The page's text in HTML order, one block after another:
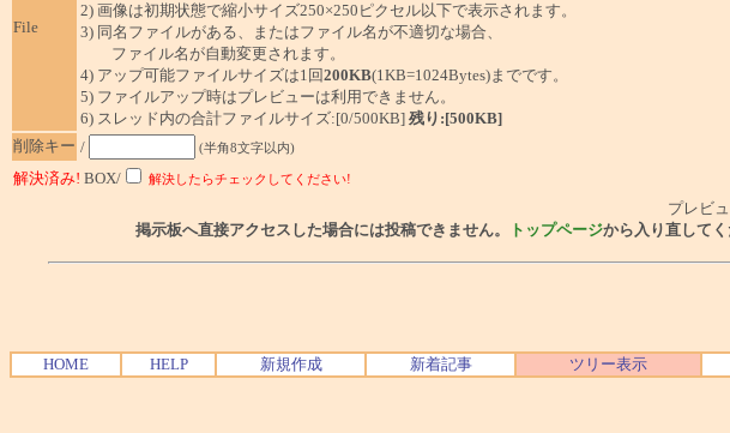
File
2) 画像は初期状態で縮小サイズ250×250ピクセル以下で表示されます。
3) 同名ファイルがある、またはファイル名が不適切な場合、
ファイル名が自動変更されます。
4) アップ可能ファイルサイズは1回200KB(1KB=1024Bytes)までです。
5) ファイルアップ時はプレビューは利用できません。
6) スレッド内の合計ファイルサイズ:[0/500KB] 残り:[500KB]
削除キー / (半角8文字以内)
解決済み! BOX/ 解決したらチェックしてください!
プレビ
掲示板へ直接アクセスした場合には投稿できません。
トップページから入り直してく
HOME HELP 新規作成 新着記事 ツリー表示